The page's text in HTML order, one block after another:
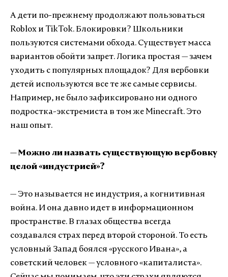
А дети по-прежнему продолжают пользоваться
Roblox и TikTok. Блокировки? Школьники
пользуются системами обхода. Существует масса
вариантов обойти запрет. Логика простая — зачем
уходить с популярных площадок? Для вербовки
детей используются все те же самые сервисы.
Например, не было зафиксировано ни одного
подростка-экстремиста в том же Minecraft. Это
наш опыт.
— Можно ли назвать существующую вербовку
целой «индустрией»?
— Это называется не индустрия, а когнитивная
война. И она давно идет в информационном
пространстве. В глазах общества всегда
создавался страх перед второй стороной. То есть
условный Запад боялся «русского Ивана», а
советский человек — условного «капиталиста».